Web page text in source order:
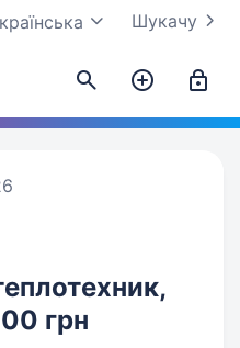
Шукачу
грн